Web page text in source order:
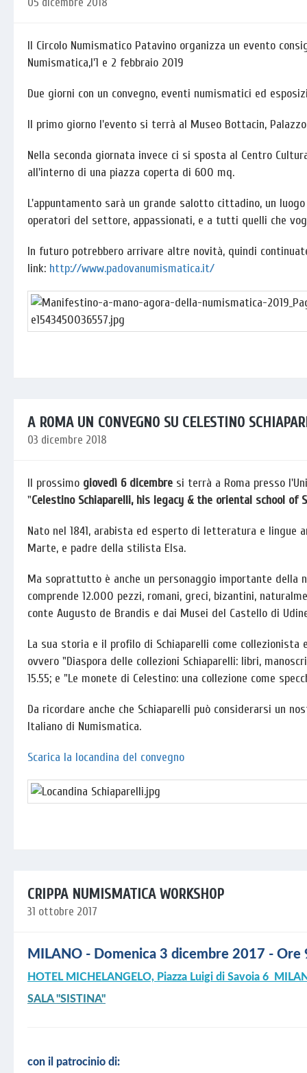
Il Circolo Numismatico Patavino organizza un evento
Numismatica,l'1 e 2 febbraio 2019
Due giorni con un convegno, eventi numismatici ed
Il primo giorno l'evento si terrà al Museo Bottacin, Palazzo
Nella seconda giornata invece ci si sposta al Centro
all'interno di una piazza coperta di 600 mq.
L'appuntamento sarà un grande salotto cittadino, un
operatori del settore, appassionati, e a tutti quelli che
In futuro potrebbero arrivare altre novità, quindi
link: http://www.padovanumismatica.it/
A ROMA UN CONVEGNO SU CELESTINO
03 dicembre 2018
Il prossimo giovedì 6 dicembre si terrà a Roma presso
"Celestino Schiaparelli, his legacy & the oriental school of
Nato nel 1841, arabista ed esperto di letteratura e lingue
Marte, e padre della stilista Elsa.
Ma soprattutto è anche un personaggio importante della
comprende 12.000 pezzi, romani, greci, bizantini,
conte Augusto de Brandis e dai Musei del Castello di
La sua storia e il profilo di Schiaparelli come
ovvero "Diaspora delle collezioni Schiaparelli: libri,
15.55; e "Le monete di Celestino: una collezione come
Da ricordare anche che Schiaparelli può considerarsi un
Italiano di Numismatica.
Scarica la locandina del convegno
CRIPPA NUMISMATICA WORKSHOP
31 ottobre 2017
MILANO - Domenica 3 dicembre 2017 - Ore
HOTEL MICHELANGELO, Piazza Luigi di Savoia 6
SALA "SISTINA"
con il patrocinio di: